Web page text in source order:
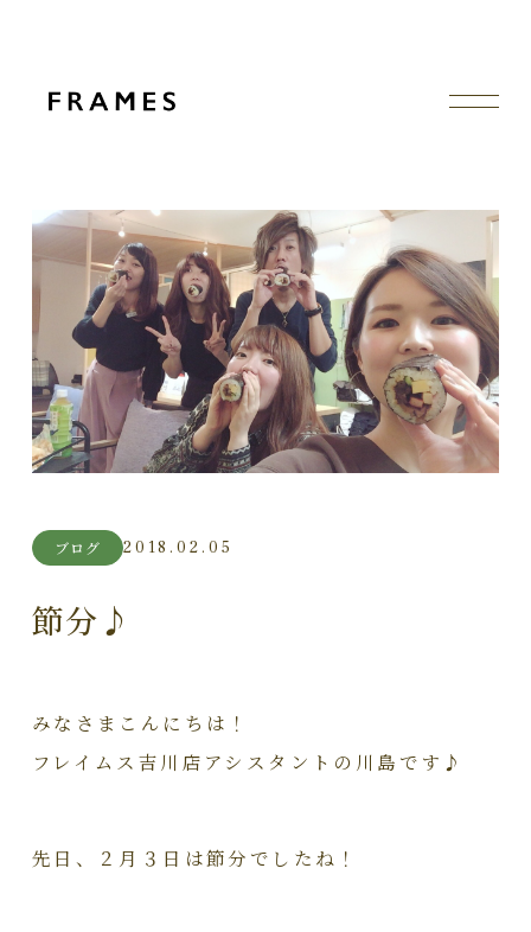
ブログ 2018.02.05
節分♪
みなさまこんにちは！
フレイムス吉川店アシスタントの川島です♪
先日、２月３日は節分でしたね！